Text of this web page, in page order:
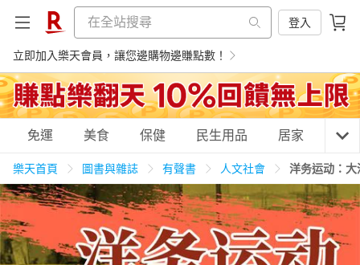
登入
立即加入樂天會員，讓您邊購物邊賺點數！
購物網分類
美食蛋糕 養生保健 民生用品
免運 美食 保健 民生用品 居家 3C
樂天首頁 圖書與雜誌 有聲書 人文社會 洋务运动：